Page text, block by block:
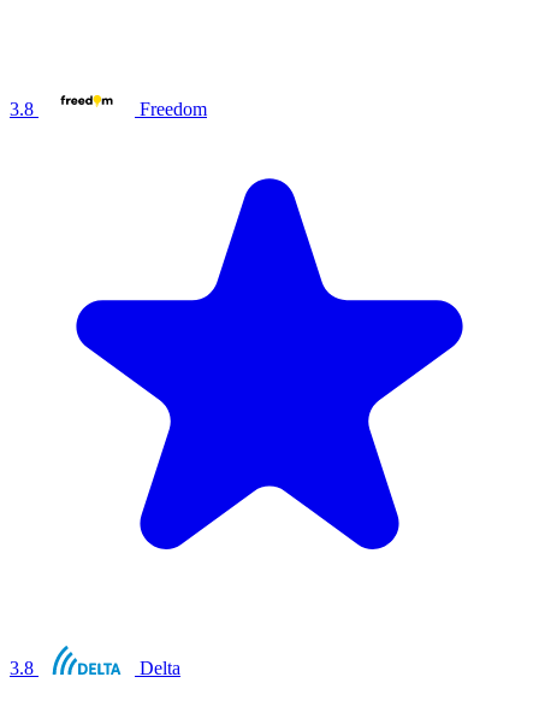
3.8 Freedom
3.8 Delta